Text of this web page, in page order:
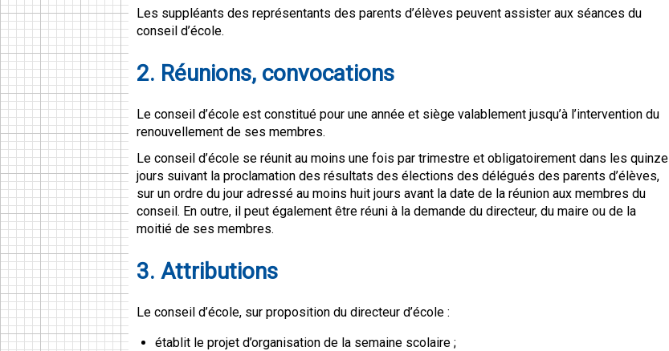
Les suppléants des représentants des parents d’élèves peuvent assister aux séances du
conseil d’école.
2. Réunions, convocations
Le conseil d’école est constitué pour une année et siège valablement jusqu’à l’intervention du
renouvellement de ses membres.
Le conseil d’école se réunit au moins une fois par trimestre et obligatoirement dans les quinze
jours suivant la proclamation des résultats des élections des délégués des parents d’élèves,
sur un ordre du jour adressé au moins huit jours avant la date de la réunion aux membres du
conseil. En outre, il peut également être réuni à la demande du directeur, du maire ou de la
moitié de ses membres.
3. Attributions
Le conseil d’école, sur proposition du directeur d’école :
établit le projet d’organisation de la semaine scolaire ;